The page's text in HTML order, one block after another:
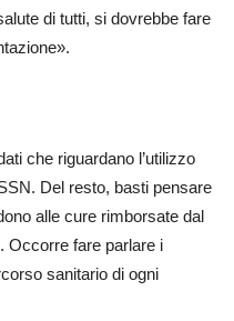
di tutti, si dovrebbe fare
che riguardano l’utilizzo
Del resto, basti pensare
alle cure rimborsate dal
Occorre fare parlare i
sanitario di ogni